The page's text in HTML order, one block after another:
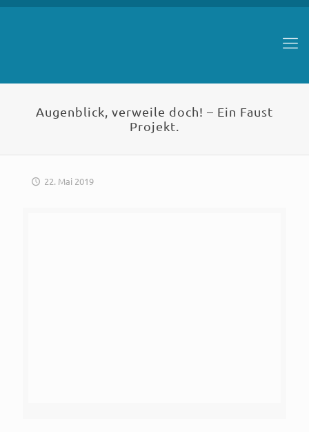
Augenblick, verweile doch! – Ein Faust
Projekt.
22. Mai 2019